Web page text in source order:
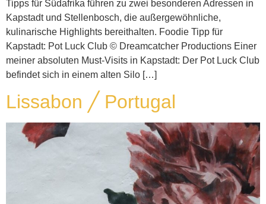
Tipps für Südafrika führen zu zwei besonderen Adressen in
Kapstadt und Stellenbosch, die außergewöhnliche,
kulinarische Highlights bereithalten. Foodie Tipp für
Kapstadt: Pot Luck Club © Dreamcatcher Productions Einer
meiner absoluten Must-Visits in Kapstadt: Der Pot Luck Club
befindet sich in einem alten Silo […]
Lissabon ╱ Portugal